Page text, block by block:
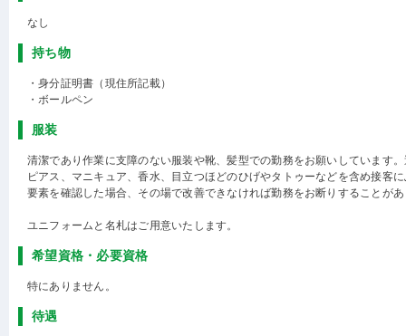
なし
持ち物
・身分証明書（現住所記載）
・ボールペン
服装
清潔であり作業に支障のない服装や靴、髪型での勤務をお願いしています
ピアス、マニキュア、香水、目立つほどのひげやタトゥーなどを含め接客
要素を確認した場合、その場で改善できなければ勤務をお断りすることが
ユニフォームと名札はご用意いたします。
希望資格・必要資格
特にありません。
待遇